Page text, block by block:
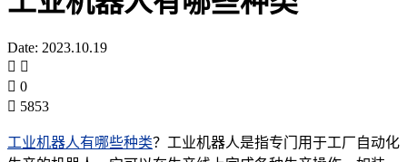
Date: 2023.10.19
0
5853
工业机器人有哪些种类？工业机器人是指专门用于工厂自动化